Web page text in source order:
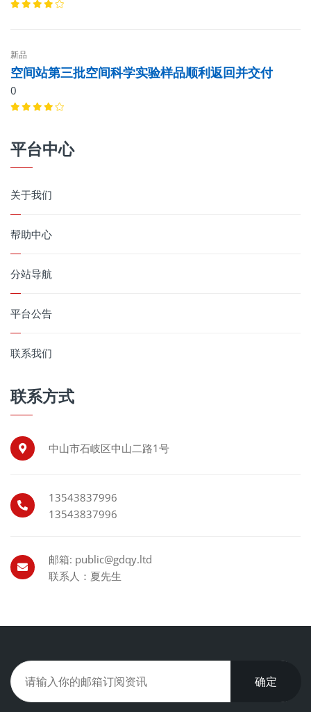
新品
空间站第三批空间科学实验样品顺利返回并交付
0
平台中心
关于我们
帮助中心
分站导航
平台公告
联系我们
联系方式
中山市石岐区中山二路1号
13543837996
13543837996
邮箱: public@gdqy.ltd
联系人：夏先生
确定